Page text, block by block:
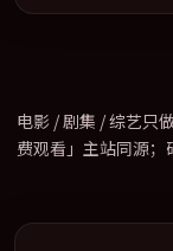
院线及主流平台同
电影 / 剧集 / 综艺只
费观看」主站同源